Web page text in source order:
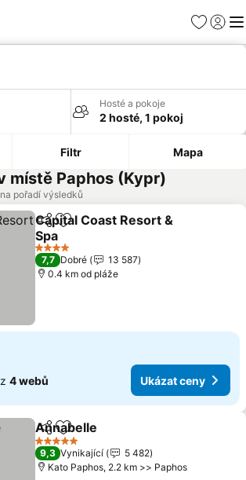
Oblíbené
Hosté a pokoje
2 hosté, 1 pokoj
Filtr Mapa
místě Paphos (Kypr)
pořadí výsledků
SdíletPřidat na seznam oblíbených
Capital Coast Resort &
Spa
Ukázat ceny
4 Počet hvězdiček
7,7 Dobré
13 587
0.4 km od pláže
4 webů Ukázat ceny
SdíletPřidat na seznam oblíbených
Annabelle
5 Počet hvězdiček
9,3 Vynikající
5 482
Kato Paphos, 2.2 km >> Paphos